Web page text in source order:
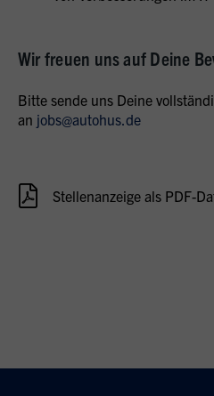
Wir freuen uns auf Deine
Bitte sende uns Deine
an jobs@autohus.de
Stellenanzeige als PDF-